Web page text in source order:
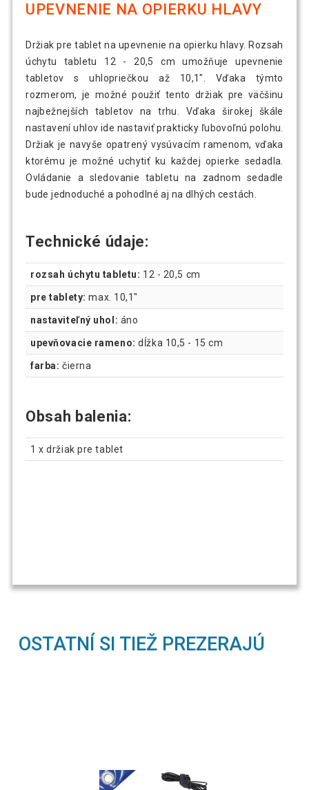
UPEVNENIE NA OPIERKU HLAVY
Držiak pre tablet na upevnenie na opierku hlavy. Rozsah
úchytu tabletu 12 - 20,5 cm umožňuje upevnenie
tabletov s uhlopriečkou až 10,1". Vďaka týmto
rozmerom, je možné použiť tento držiak pre väčšinu
najbežnejších tabletov na trhu. Vďaka širokej škále
nastavení uhlov ide nastaviť prakticky ľubovoľnú polohu.
Držiak je navyše opatrený vysúvacím ramenom, vďaka
ktorému je možné uchytiť ku každej opierke sedadla.
Ovládanie a sledovanie tabletu na zadnom sedadle
bude jednoduché a pohodlné aj na dlhých cestách.
Technické údaje:
rozsah úchytu tabletu: 12 - 20,5 cm
pre tablety: max. 10,1"
nastaviteľný uhol: áno
upevňovacie rameno: dĺžka 10,5 - 15 cm
farba: čierna
Obsah balenia:
1 x držiak pre tablet
OSTATNÍ SI TIEŽ PREZERAJÚ